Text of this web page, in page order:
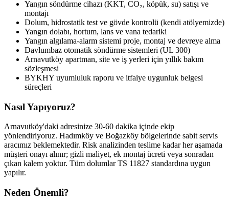
Yangın söndürme cihazı (KKT, CO₂, köpük, su) satışı ve
montajı
Dolum, hidrostatik test ve gövde kontrolü (kendi atölyemizde)
Yangın dolabı, hortum, lans ve vana tedariki
Yangın algılama-alarm sistemi proje, montaj ve devreye alma
Davlumbaz otomatik söndürme sistemleri (UL 300)
Arnavutköy apartman, site ve iş yerleri için yıllık bakım
sözleşmesi
BYKHY uyumluluk raporu ve itfaiye uygunluk belgesi
süreçleri
Nasıl Yapıyoruz?
Arnavutköy'daki adresinize 30-60 dakika içinde ekip
yönlendiriyoruz. Hadımköy ve Boğazköy bölgelerinde sabit servis
aracımız beklemektedir. Risk analizinden teslime kadar her aşamada
müşteri onayı alınır; gizli maliyet, ek montaj ücreti veya sonradan
çıkan kalem yoktur. Tüm dolumlar TS 11827 standardına uygun
yapılır.
Neden Önemli?